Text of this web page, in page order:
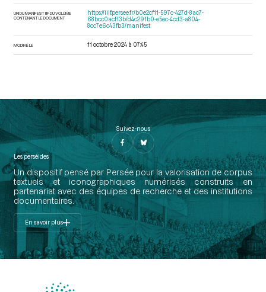
URI DU MANIFEST IIIF DU VOLUME
CONTENANT LE DOCUMENT
https://iiif.persee.fr/b0e2cf11-597c-427d-8ac7-
68bcc0acf13b/d4c291b0-e5ec-4cd3-a804-
8cc7e6c43fb3/manifest
MODIFIÉ LE 11 octobre 2024 à 07:45
Suivez-nous
Les perséides
Un dispositif pensé par Persée pour la valorisation de corpus
textuels et iconographiques numérisés construits en
partenariat avec des équipes de recherche et des institutions
documentaires.
En savoir plus